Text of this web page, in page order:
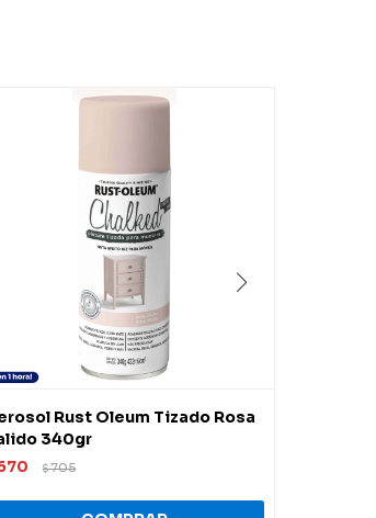
Rust Oleum Tizado Rosa
340gr
$705